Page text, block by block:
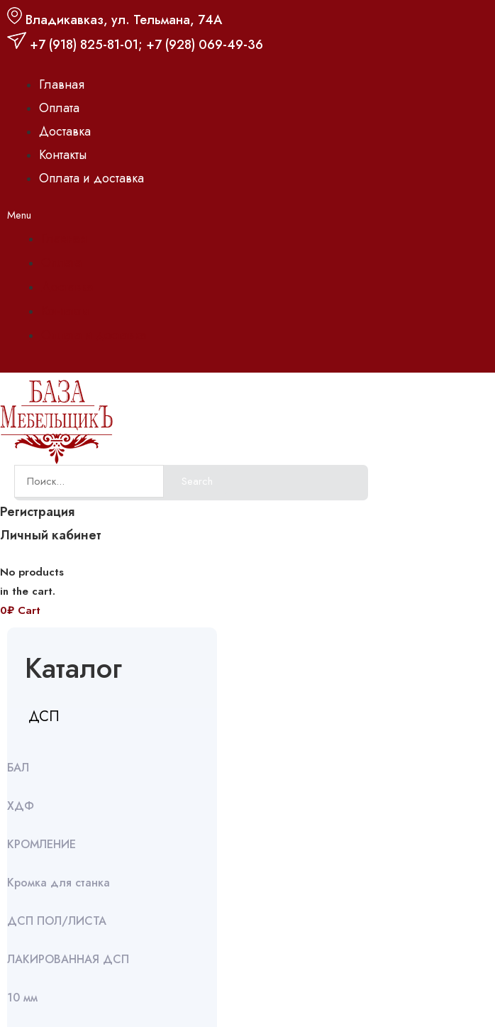
Владикавказ, ул. Тельмана, 74А
+7 (918) 825-81-01; +7 (928) 069-49-36
Главная
Оплата
Доставка
Контакты
Оплата и доставка
Menu
Search
Регистрация
Личный кабинет
No products
in the cart.
0₽ Cart
Каталог
ДСП
БАЛ
ХДФ
КРОМЛЕНИЕ
Кромка для станка
ДСП ПОЛ/ЛИСТА
ЛАКИРОВАННАЯ ДСП
10 мм